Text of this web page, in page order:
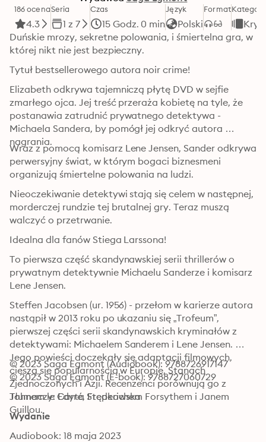
186 ocena
4.3
Seria
1 z 7
Czas
15 Godz. 0 min
Język
Polski
Format
Duńskie mrozy, sekretne polowania, i śmiertelna gra, w
której nikt nie jest bezpieczny.
Tytuł bestsellerowego autora noir crime!
Elizabeth odkrywa tajemniczą płytę DVD w sejfie
zmarłego ojca. Jej treść przeraża kobietę na tyle, że
postanawia zatrudnić prywatnego detektywa -
Michaela Sandera, by pomógł jej odkryć autora
Wraz z pomocą komisarz Lene Jensen, Sander odkrywa
perwersyjny świat, w którym bogaci biznesmeni
Nieoczekiwanie detektywi stają się celem w następnej,
morderczej rundzie tej brutalnej gry. Teraz muszą
walczyć o przetrwanie.
Idealna dla fanów Stiega Larssona!
To pierwsza część skandynawskiej serii thrillerów o
prywatnym detektywnie Michaelu Sanderze i komisarz
Lene Jensen.
Steffen Jacobsen (ur. 1956) - przełom w karierze autora
nastąpił w 2013 roku po ukazaniu się „Trofeum”,
pierwszej części serii skandynawskich kryminałów z
detektywami: Michaelem Sanderem i Lene Jensen.
Jego powieści doczekały się adaptacji filmowych,
cieszą się popularnością w Europie, Stanach
Zjednoczonych i Azji. Recenzenci porównują go z
Johnem le Carré, Frederichem Forsythem i Janem
Guillou.
© 2023 Saga Egmont (Audiobook): 9788726917147
© 2023 Saga Egmont (E-book): 9788727060729
Tłumaczy: Edyta Stępkowska
Wydanie
Audiobook: 18 maja 2023